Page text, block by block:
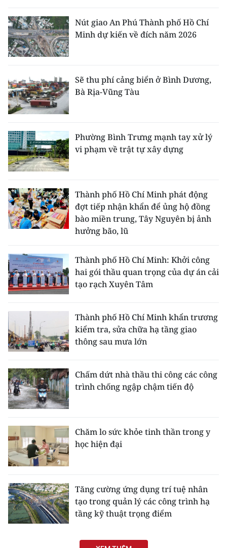
Nút giao An Phú Thành phố Hồ Chí
Minh dự kiến về đích năm 2026
Sẽ thu phí cảng biển ở Bình Dương,
Bà Rịa-Vũng Tàu
Phường Bình Trưng mạnh tay xử lý
vi phạm về trật tự xây dựng
Thành phố Hồ Chí Minh phát động
đợt tiếp nhận khẩn để ủng hộ đồng
bào miền trung, Tây Nguyên bị ảnh
hưởng bão, lũ
Thành phố Hồ Chí Minh: Khởi công
hai gói thầu quan trọng của dự án cải
tạo rạch Xuyên Tâm
Thành phố Hồ Chí Minh khẩn trương
kiểm tra, sửa chữa hạ tầng giao
thông sau mưa lớn
Chấm dứt nhà thầu thi công các công
trình chống ngập chậm tiến độ
Chăm lo sức khỏe tinh thần trong y
học hiện đại
Tăng cường ứng dụng trí tuệ nhân
tạo trong quản lý các công trình hạ
tầng kỹ thuật trọng điểm